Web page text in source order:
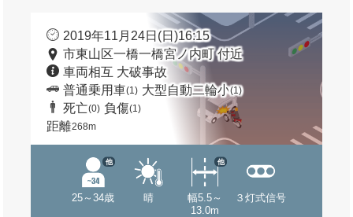
2019年11月24日(日)16:15
市東山区一橋一橋宮ノ内町 付近
車両相互 大破事故
普通乗用車(1) 大型自動二輪小(1)
死亡(0) 負傷(1)
距離268m
25～34歳
他
晴
幅5.5～
13.0m
他
３灯式信号